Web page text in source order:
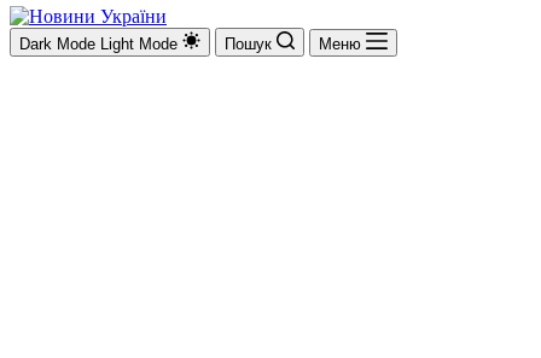
Dark Mode Light Mode Пошук Меню